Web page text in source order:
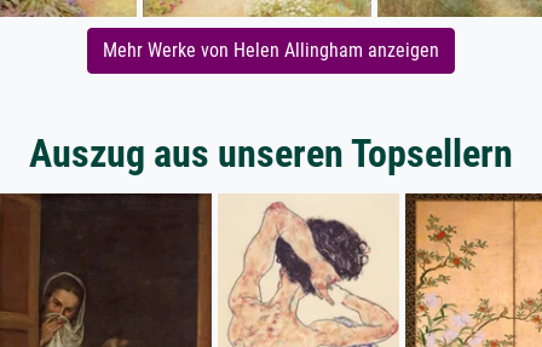
Mehr Werke von Helen Allingham anzeigen
Auszug aus unseren Topsellern